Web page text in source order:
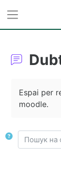
Espai per
moodle.
Пошук на